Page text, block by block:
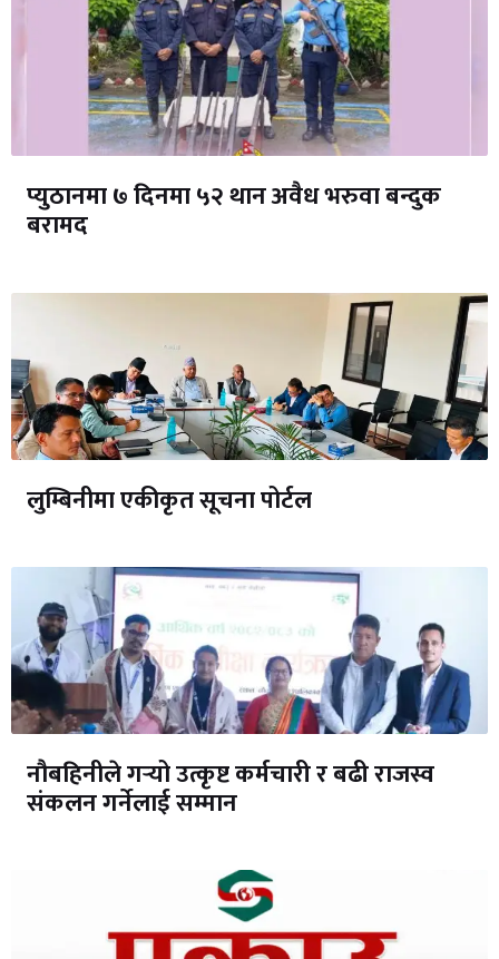
प्युठानमा ७ दिनमा ५२ थान अवैध भरुवा बन्दुक
बरामद
लुम्बिनीमा एकीकृत सूचना पोर्टल
नौबहिनीले गर्‍यो उत्कृष्ट कर्मचारी र बढी राजस्व
संकलन गर्नेलाई सम्मान